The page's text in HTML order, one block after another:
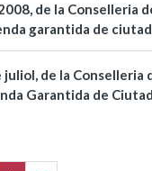
de la Conselleria
garantida de
juliol, de la Conselleria
Garantida de